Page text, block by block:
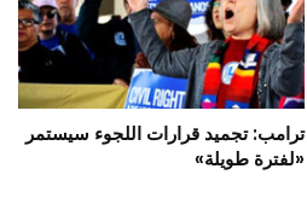
ترامب: تجميد قرارات اللجوء سيستمر
«لفترة طويلة»